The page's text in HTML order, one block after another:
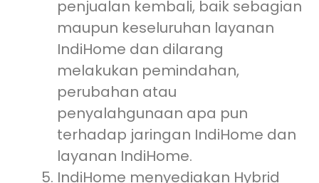
penjualan kembali, baik sebagian
maupun keseluruhan layanan
IndiHome dan dilarang
melakukan pemindahan,
perubahan atau
penyalahgunaan apa pun
terhadap jaringan IndiHome dan
layanan IndiHome.
IndiHome menyediakan Hybrid